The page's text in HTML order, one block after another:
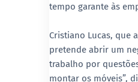
tempo garante às
Cristiano Lucas, que
pretende abrir um
trabalho por
montar os móveis”,